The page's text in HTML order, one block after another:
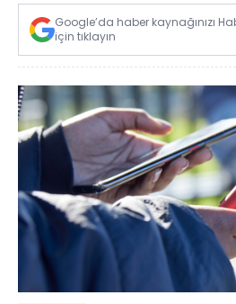
Google’da haber kaynağınızı
için tıklayın